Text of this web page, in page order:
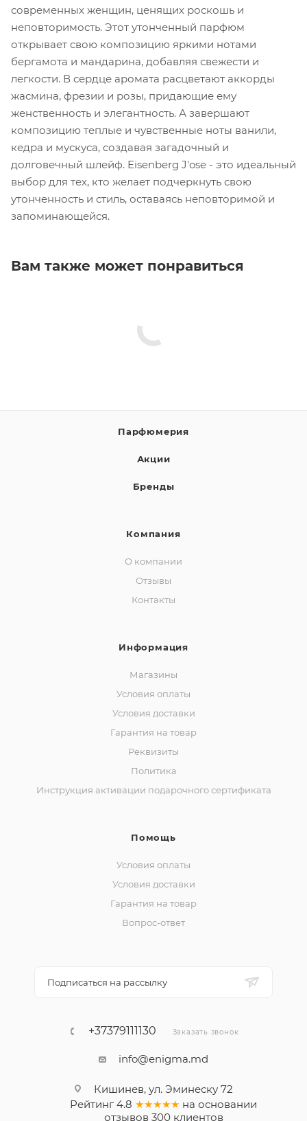
современных женщин, ценящих роскошь и
неповторимость. Этот утонченный парфюм
открывает свою композицию яркими нотами
бергамота и мандарина, добавляя свежести и
легкости. В сердце аромата расцветают аккорды
жасмина, фрезии и розы, придающие ему
женственность и элегантность. А завершают
композицию теплые и чувственные ноты ванили,
кедра и мускуса, создавая загадочный и
долговечный шлейф. Eisenberg J'ose - это идеальный
выбор для тех, кто желает подчеркнуть свою
утонченность и стиль, оставаясь неповторимой и
запоминающейся.
Вам также может понравиться
Парфюмерия
Акции
Бренды
Компания
О компании
Отзывы
Контакты
Информация
Магазины
Условия оплаты
Условия доставки
Гарантия на товар
Реквизиты
Политика
Инструкция активации подарочного сертификата
Помощь
Условия оплаты
Условия доставки
Гарантия на товар
Вопрос-ответ
Подписаться на рассылку
+37379111130 Заказать звонок
info@enigma.md
Кишинев, ул. Эминеску 72
Рейтинг 4.8 ★★★★★ на основании
отзывов 300клиентов